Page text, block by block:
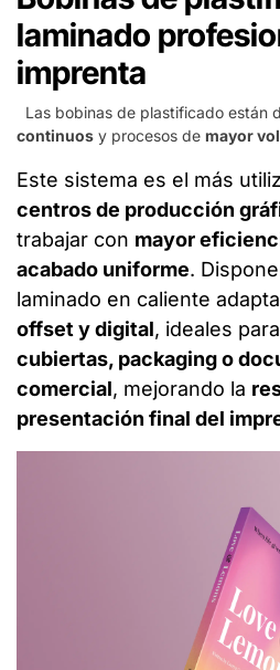
laminado
imprenta
Las bobinas de plastificado están
continuos y procesos de mayor
Este sistema es el más
centros de producción
trabajar con mayor
acabado uniforme.
laminado en caliente
offset y digital, ideales para
cubiertas, packaging o
comercial, mejorando la
presentación final del